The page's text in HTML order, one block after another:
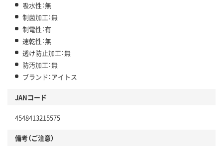
吸水性：無
制菌加工：無
制電性：有
速乾性：無
透け防止加工：無
防汚加工：無
ブランド：アイトス
JANコード
4548413215575
備考（ご注意）